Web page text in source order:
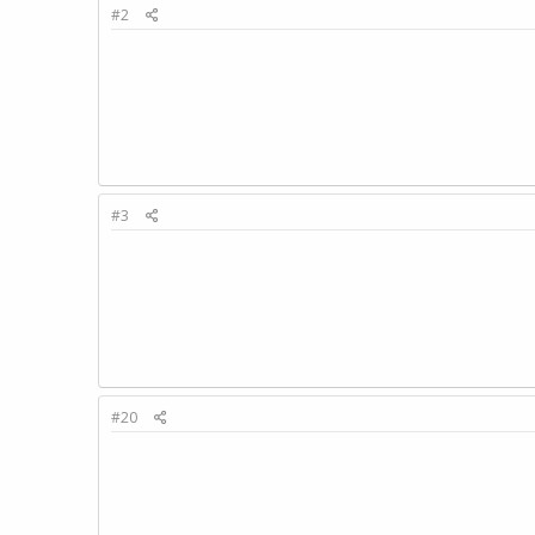
#2
#3
#20